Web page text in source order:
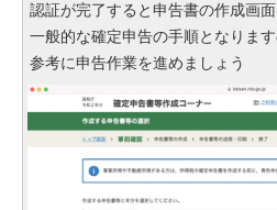
認証が完了すると申告書の作成画
一般的な確定申告の手順となりま
参考に申告作業を進めましょう